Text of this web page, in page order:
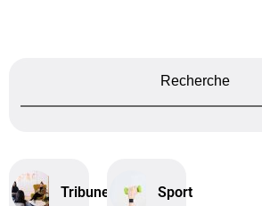
Recherche
Tribune Sport